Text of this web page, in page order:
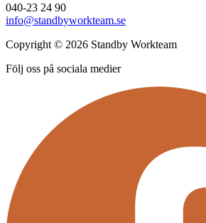
040-23 24 90
info@standbyworkteam.se
Copyright © 2026 Standby Workteam
Följ oss på sociala medier